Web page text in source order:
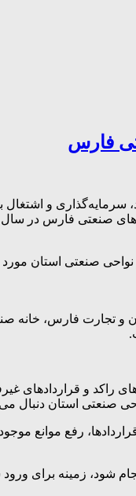
و اشتغال
و نواحی صنعتی
و تجارت فارس،
و قراردادهای
صنعتی استان دنبال
رفع موانع
زمینه برای